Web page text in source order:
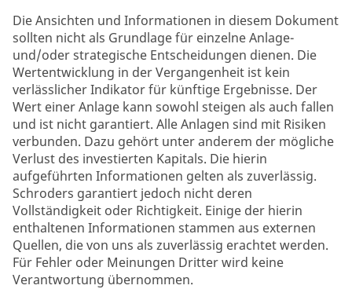
Die Ansichten und Informationen in diesem Dokument
sollten nicht als Grundlage für einzelne Anlage-
und/oder strategische Entscheidungen dienen. Die
Wertentwicklung in der Vergangenheit ist kein
verlässlicher Indikator für künftige Ergebnisse. Der
Wert einer Anlage kann sowohl steigen als auch fallen
und ist nicht garantiert. Alle Anlagen sind mit Risiken
verbunden. Dazu gehört unter anderem der mögliche
Verlust des investierten Kapitals. Die hierin
aufgeführten Informationen gelten als zuverlässig.
Schroders garantiert jedoch nicht deren
Vollständigkeit oder Richtigkeit. Einige der hierin
enthaltenen Informationen stammen aus externen
Quellen, die von uns als zuverlässig erachtet werden.
Für Fehler oder Meinungen Dritter wird keine
Verantwortung übernommen.